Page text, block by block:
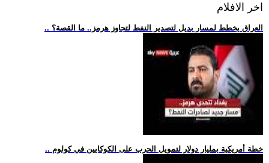
اخر الافلام
.. العراق يخطط لمسار بديل لتصدير النفط لتجاوز هرمز.. ما القصة؟
.. خطة أمريكية بمليار دولار لتمويل الحرب على الكوكايين في كولوم